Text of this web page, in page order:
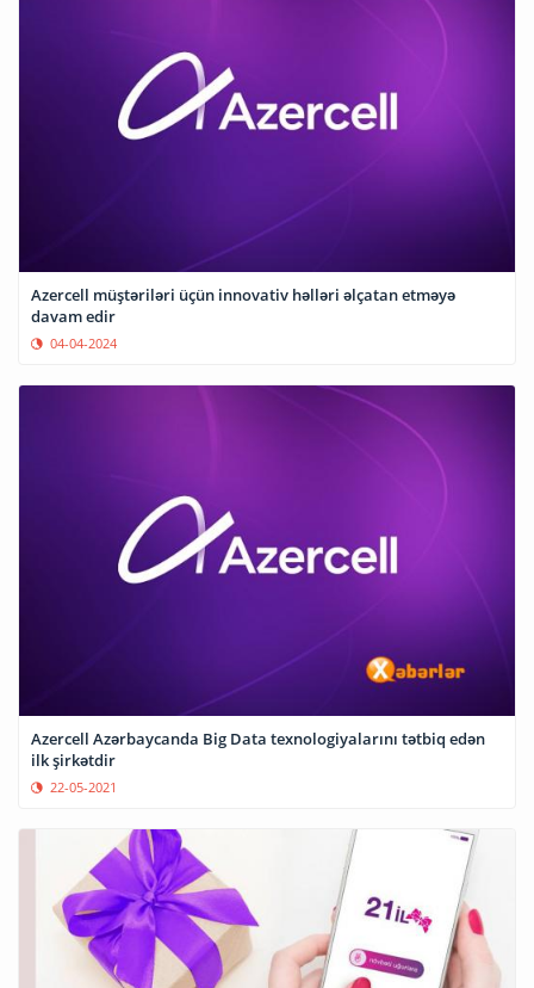
Azercell müştəriləri üçün innovativ həlləri əlçatan etməyə
davam edir
04-04-2024
Azercell Azərbaycanda Big Data texnologiyalarını tətbiq edən
ilk şirkətdir
22-05-2021